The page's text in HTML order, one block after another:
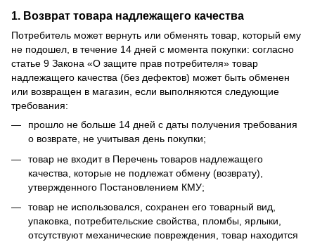
1. Возврат товара надлежащего качества
Потребитель может вернуть или обменять товар, который ему
не подошел, в течение 14 дней с момента покупки: согласно
статье 9 Закона «О защите прав потребителя» товар
надлежащего качества (без дефектов) может быть обменен
или возвращен в магазин, если выполняются следующие
требования:
прошло не больше 14 дней с даты получения требования
о возврате, не учитывая день покупки;
товар не входит в Перечень товаров надлежащего
качества, которые не подлежат обмену (возврату),
утвержденного Постановлением КМУ;
товар не использовался, сохранен его товарный вид,
упаковка, потребительские свойства, пломбы, ярлыки,
отсутствуют механические повреждения, товар находится